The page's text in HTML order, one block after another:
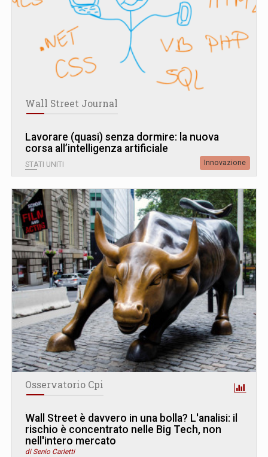
Wall Street Journal
Lavorare (quasi) senza dormire: la nuova
corsa all’intelligenza artificiale
STATI UNITI Innovazione
Osservatorio Cpi
Wall Street è davvero in una bolla? L'analisi: il
rischio è concentrato nelle Big Tech, non
nell'intero mercato
di Senio Carletti